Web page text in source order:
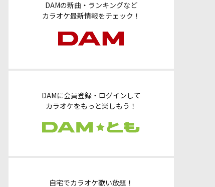
DAMの新曲・ランキングなど
カラオケ最新情報をチェック！
DAMに会員登録・ログインして
カラオケをもっと楽しもう！
自宅でカラオケ歌い放題！